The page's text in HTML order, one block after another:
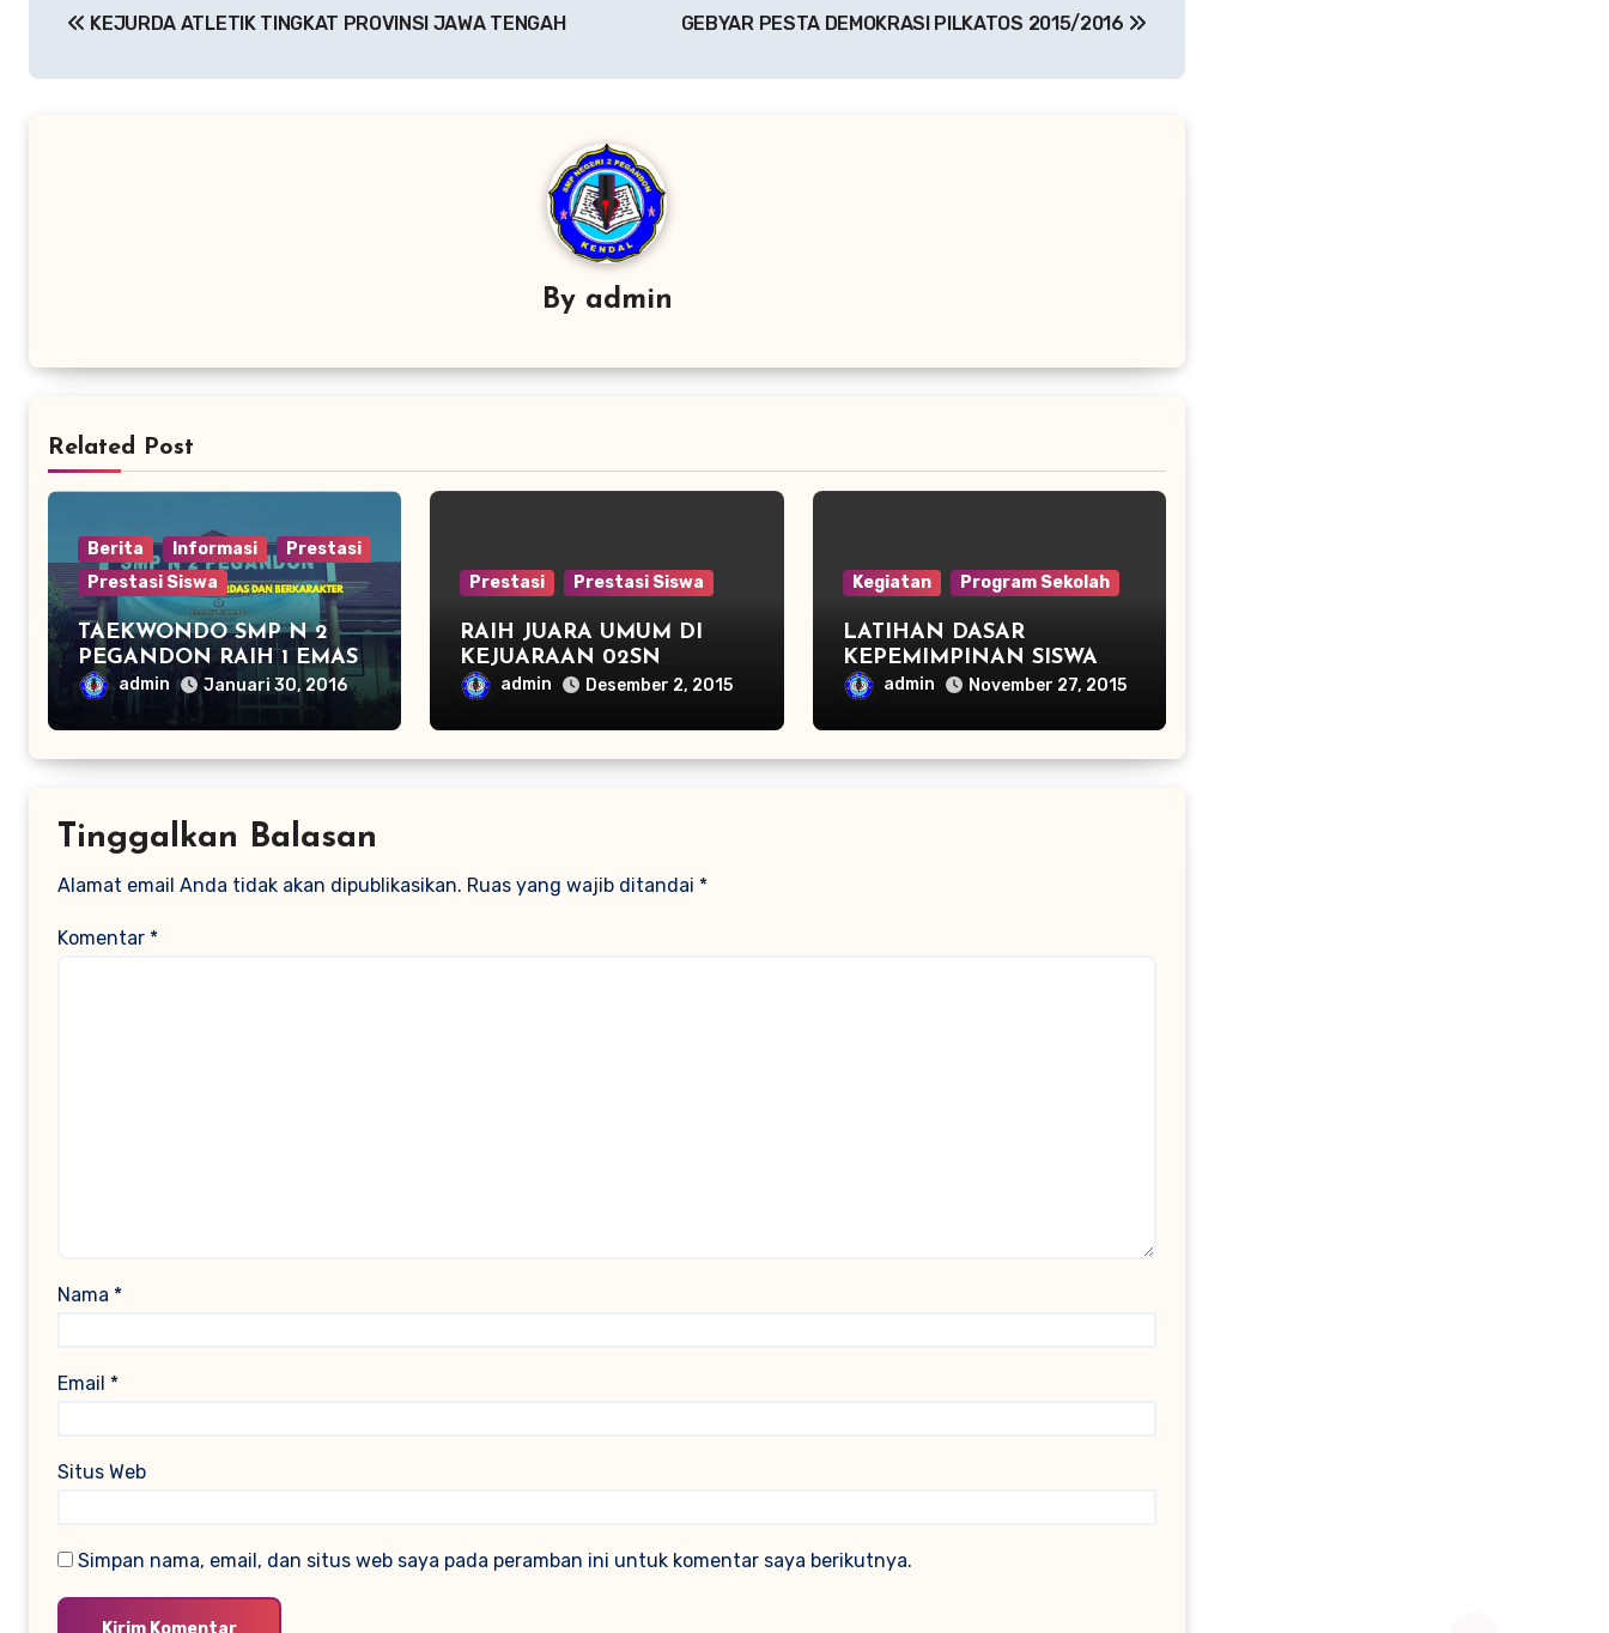
pos KEJURDA ATLETIK TINGKAT PROVINSI JAWA TENGAH GEBYAR PESTA DEMOKRASI PILKATOS 2015/2016
By admin
Related Post
Berita Informasi
Prestasi
Prestasi Siswa
TAEKWONDO SMP N 2
PEGANDON RAIH 1 EMAS
DAN 2 PERAK DI
KAPOLRES CUP KENDAL
2016
admin Januari 30, 2016
Prestasi Prestasi Siswa
RAIH JUARA UMUM DI
KEJUARAAN 02SN
CABANG ATLETIK DAN
JUARA 3 TENIS MEJA
admin Desember 2, 2015
Kegiatan Program Sekolah
LATIHAN DASAR
KEPEMIMPINAN SISWA
(LDKS)DAN PELANTIKAN
PENGURUS OSIS PERIODE
TAHUN 2015/2016 SMP
NEGERI 2 PEGANDON
admin November 27, 2015
Tinggalkan Balasan
Alamat email Anda tidak akan dipublikasikan. Ruas yang wajib ditandai *
Komentar *
Nama *
Email *
Situs Web
Simpan nama, email, dan situs web saya pada peramban ini untuk komentar saya berikutnya.